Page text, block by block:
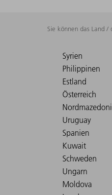
Sie können das Land /